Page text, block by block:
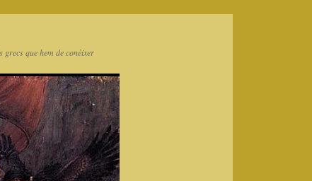
grecs que hem de conèixer